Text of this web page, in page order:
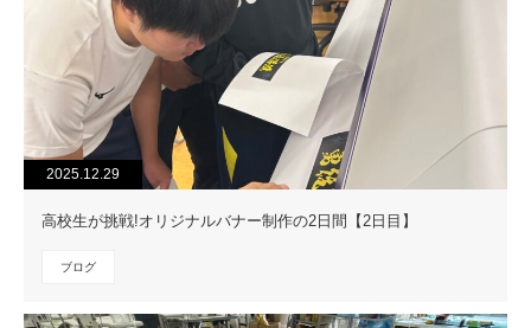
2025.12.29
高校生が挑戦!オリジナルバナー制作の2日間【2日目】
ブログ